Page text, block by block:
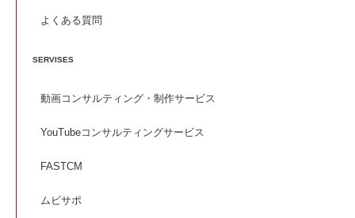
よくある質問
SERVISES
動画コンサルティング・制作サービス
YouTubeコンサルティングサービス
FASTCM
ムビサポ